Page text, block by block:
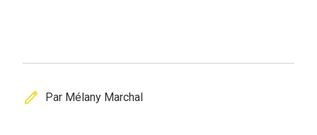
edit Par Mélany Marchal